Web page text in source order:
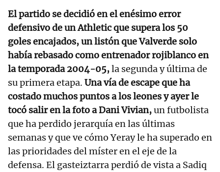
El partido se decidió en el enésimo error
defensivo de un Athletic que supera los 50
goles encajados, un listón que Valverde solo
había rebasado como entrenador rojiblanco en
la temporada 2004-05,la segunda y última de
su primera etapa. Una vía de escape que ha
costado muchos puntos a los leones y ayer le
tocó salir en la foto a Dani Vivian,un futbolista
que ha perdido jerarquía en las últimas
semanas y que ve cómo Yeray le ha superado en
las prioridades del míster en el eje de la
defensa. El gasteiztarra perdió de vista a Sadiq